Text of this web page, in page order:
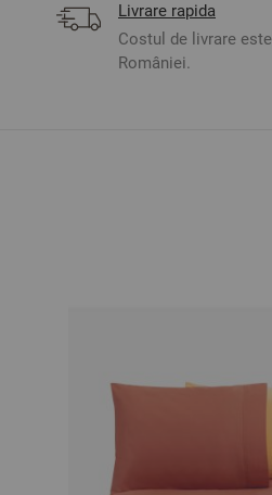
Livrare rapida
Costul de livrare
României.